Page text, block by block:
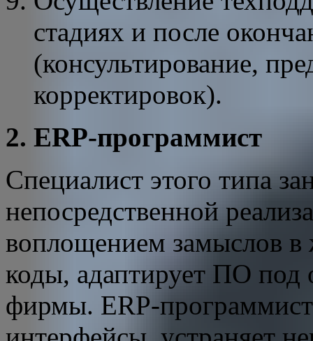
стадиях и после
(консультирование,
корректировок).
2. ERP-программист
Специалист этого типа
непосредственной
воплощением замыслов
коды, адаптирует ПО под
фирмы. ERP-программист